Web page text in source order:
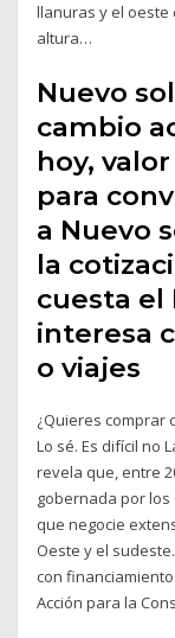
llanuras y el oeste
altura…
Nuevo
cambio
hoy,
para
a Nuevo
la
cuesta el
interesa
o viajes
¿Quieres comprar
Lo sé. Es difícil no
revela que, entre
gobernada por los
que negocie
Oeste y el
con
Acción para la